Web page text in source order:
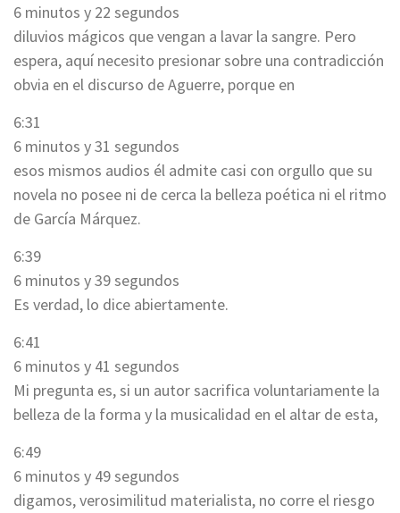
6 minutos y 22 segundos
diluvios mágicos que vengan a lavar la sangre. Pero
espera, aquí necesito presionar sobre una contradicción
obvia en el discurso de Aguerre, porque en
6:31
6 minutos y 31 segundos
esos mismos audios él admite casi con orgullo que su
novela no posee ni de cerca la belleza poética ni el ritmo
de García Márquez.
6:39
6 minutos y 39 segundos
Es verdad, lo dice abiertamente.
6:41
6 minutos y 41 segundos
Mi pregunta es, si un autor sacrifica voluntariamente la
belleza de la forma y la musicalidad en el altar de esta,
6:49
6 minutos y 49 segundos
digamos, verosimilitud materialista, no corre el riesgo